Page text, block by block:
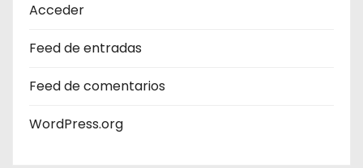
Acceder
Feed de entradas
Feed de comentarios
WordPress.org